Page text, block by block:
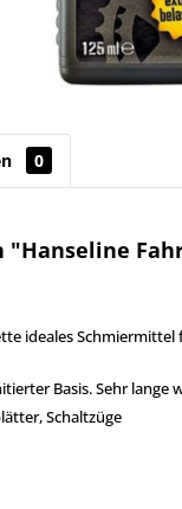
0
ideales
Basis. Sehr lange
Schaltzüge